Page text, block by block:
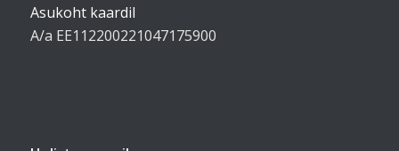
Asukoht kaardil
A/a EE112200221047175900